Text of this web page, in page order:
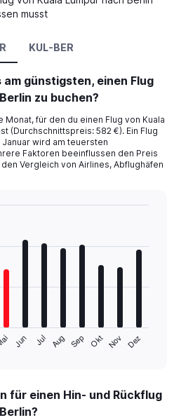
musst
KUL-BER
günstigsten, einen Flug
zu buchen?
für den du einen Flug von Kuala
(Durchschnittspreis: 582 €). Ein Flug
Januar wird am teuersten
Faktoren beeinflussen den Preis
Vergleich von Airlines, Abflughäfen
Jun Jul Aug Sep Okt Nov Dez
für einen Hin- und Rückflug